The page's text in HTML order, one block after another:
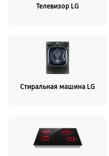
Телевизор LG
Стиральная машина LG